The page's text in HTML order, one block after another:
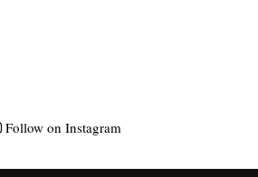
Follow on Instagram